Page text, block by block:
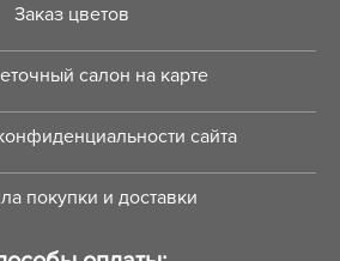
Заказ цветов
салон на карте
сайта
покупки и доставки